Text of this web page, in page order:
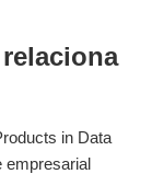
in Data
empresarial